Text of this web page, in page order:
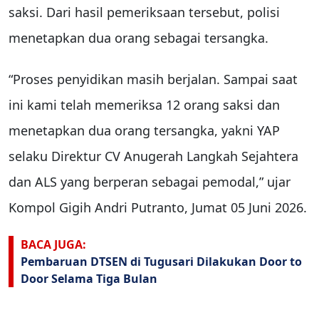
saksi. Dari hasil pemeriksaan tersebut, polisi
menetapkan dua orang sebagai tersangka.
“Proses penyidikan masih berjalan. Sampai saat
ini kami telah memeriksa 12 orang saksi dan
menetapkan dua orang tersangka, yakni YAP
selaku Direktur CV Anugerah Langkah Sejahtera
dan ALS yang berperan sebagai pemodal,” ujar
Kompol Gigih Andri Putranto, Jumat 05 Juni 2026.
BACA JUGA:
Pembaruan DTSEN di Tugusari Dilakukan Door to
Door Selama Tiga Bulan